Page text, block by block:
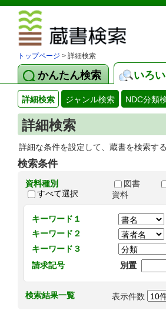
トップページ > 詳細検索
かんたん検索 いろ
詳細検索 ジャンル検索 NDC分類
詳細検索
詳細な条件を設定して、蔵書を検索す
検索条件
資料種別
すべて選択
図書
資料
キーワード１
キーワード２
キーワード３
請求記号
別置
検索結果一覧 表示件数